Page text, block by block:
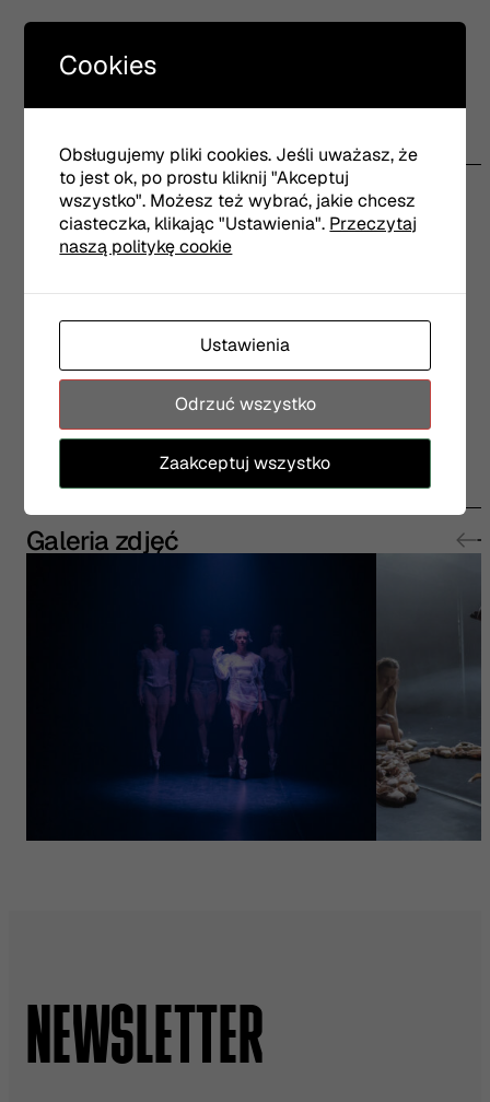
Realizatorzy
Choreografia: Ramona Nagabczyńska
Współpraca kostiumowa:Joanna Kotowicz
Dramaturgia:Agata Siniarska
Scenografia i kostiumy:
Aleksandra Borys, Karolina Kraczkowska,
Ramona Nagabczyńska, Iza Szostak
Galeria zdjęć
NEWSLETTER
Cookies
Obsługujemy pliki cookies. Jeśli uważasz, że
to jest ok, po prostu kliknij "Akceptuj
wszystko". Możesz też wybrać, jakie chcesz
ciasteczka, klikając "Ustawienia". Przeczytaj
naszą politykę cookie
Ustawienia
Odrzuć wszystko
Zaakceptuj wszystko